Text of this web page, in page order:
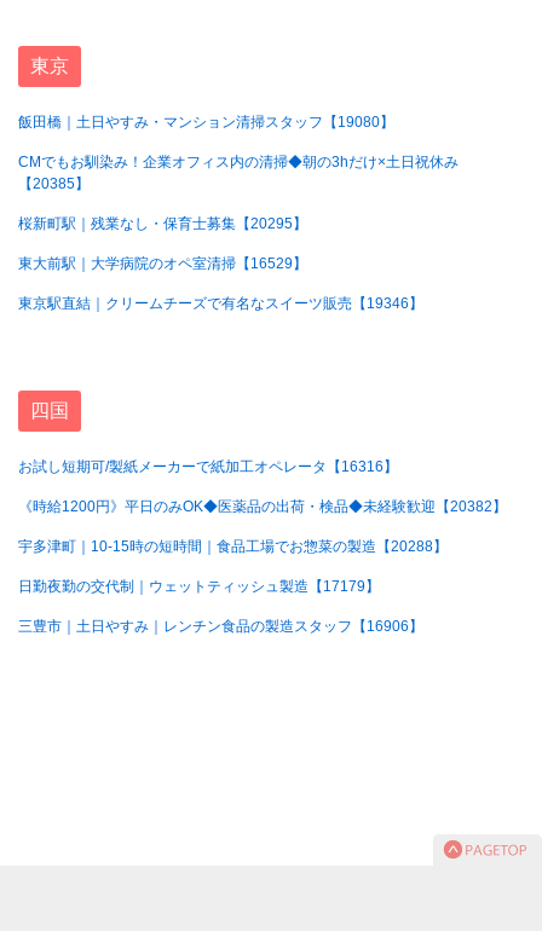
東京
飯田橋｜土日やすみ・マンション清掃スタッフ【19080】
CMでもお馴染み！企業オフィス内の清掃◆朝の3hだけ×土日祝休み
【20385】
桜新町駅｜残業なし・保育士募集【20295】
東大前駅｜大学病院のオペ室清掃【16529】
東京駅直結｜クリームチーズで有名なスイーツ販売【19346】
四国
お試し短期可/製紙メーカーで紙加工オペレータ【16316】
《時給1200円》平日のみOK◆医薬品の出荷・検品◆未経験歓迎【20382】
宇多津町｜10-15時の短時間｜食品工場でお惣菜の製造【20288】
日勤夜勤の交代制｜ウェットティッシュ製造【17179】
三豊市｜土日やすみ｜レンチン食品の製造スタッフ【16906】